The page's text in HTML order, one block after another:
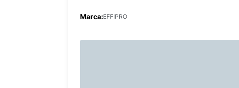
Marca:EFFIPRO